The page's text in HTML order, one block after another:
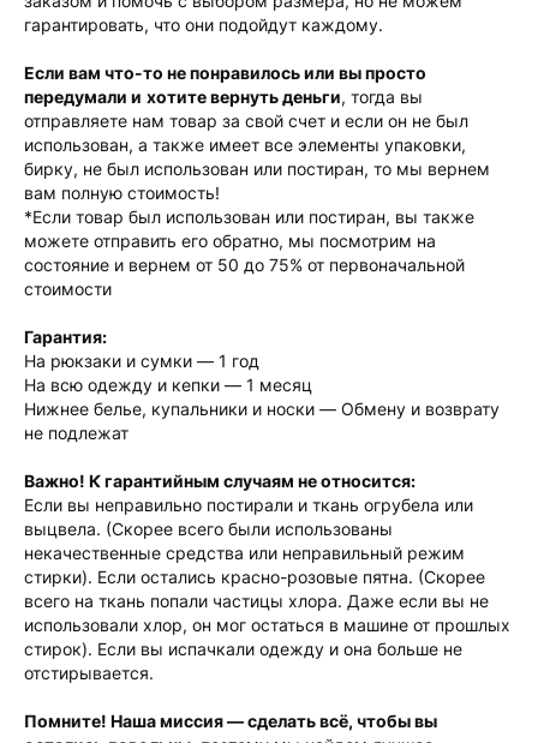
гарантировать, что они подойдут каждому.
Если вам что-то не понравилось или вы просто
передумали и хотите вернуть деньги, тогда вы
отправляете нам товар за свой счет и если он не был
использован, а также имеет все элементы упаковки,
бирку, не был использован или постиран, то мы вернем
вам полную стоимость!
*Если товар был использован или постиран, вы также
можете отправить его обратно, мы посмотрим на
состояние и вернем от 50 до 75% от первоначальной
стоимости
Гарантия:
На рюкзаки и сумки — 1 год
На всю одежду и кепки — 1 месяц
Нижнее белье, купальники и носки — Обмену и возврату
не подлежат
Важно! К гарантийным случаям не относится:
Если вы неправильно постирали и ткань огрубела или
выцвела. (Скорее всего были использованы
некачественные средства или неправильный режим
стирки). Если остались красно-розовые пятна. (Скорее
всего на ткань попали частицы хлора. Даже если вы не
использовали хлор, он мог остаться в машине от прошлых
стирок). Если вы испачкали одежду и она больше не
отстирывается.
Помните! Наша миссия — сделать всё, чтобы вы